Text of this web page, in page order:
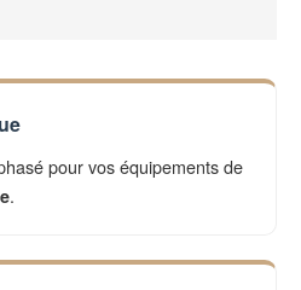
pour vos équipements de
.